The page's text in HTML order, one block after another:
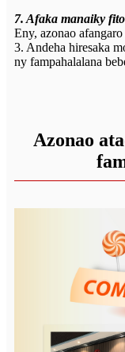
7. Afaka manaiky
Eny, azonao
3. Andeha hiresaka
ny fampahalalana
Azonao